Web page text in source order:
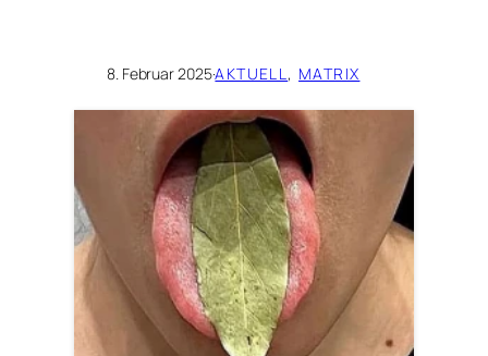
8. Februar 2025·AKTUELL , MATRIX